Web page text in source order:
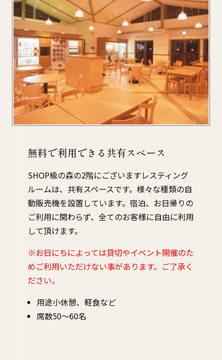
無料で利用できる共有スペース
SHOP楡の森の2階にございますレスティング
ルームは、共有スペースです。様々な種類の自
動販売機を設置しています。宿泊、お日帰りの
ご利用に関わらず、全てのお客様に自由に利用
して頂けます。
※お日にちによっては貸切やイベント開催のた
めご利用いただけない事があります。ご了承く
ださい。
用途小休憩、軽食など
席数50～60名